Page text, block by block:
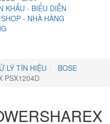
KHẤU - BIỂU DIỄN
- NHÀ HÀNG
LÝ TÍN HIỆU
BOSE
PSX1204D